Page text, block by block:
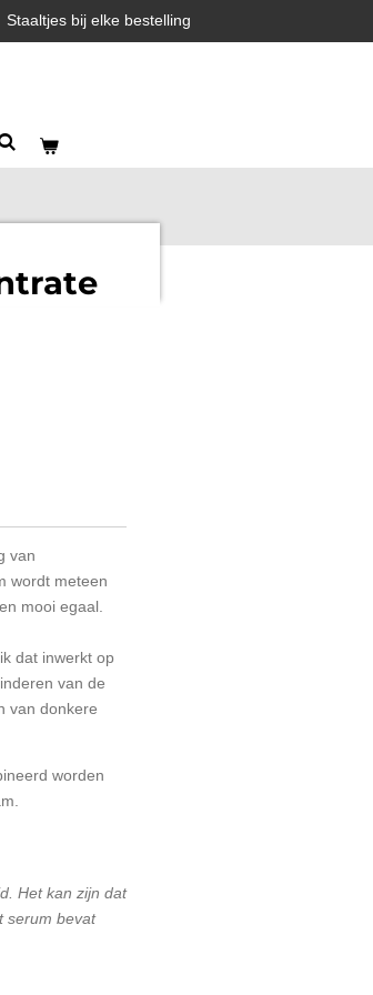
Staaltjes bij elke bestelling
van
wordt meteen
mooi egaal.
dat inwerkt op
van de
van donkere
worden
Het kan zijn dat
serum bevat